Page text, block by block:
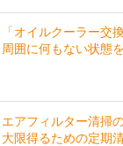
「オイルクーラー交
周囲に何もない状態
エアフィルター清掃
大限得るための定期